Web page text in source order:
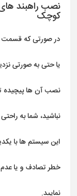
نصب راهبند
کوچک
در صورتی که قسمت
یا حتی به صورتی
نصب آن ها پیچیده
نباشید، شما به
این سیستم ها با
خطر تصادف و یا عدم
نمایید.